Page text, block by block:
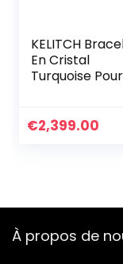
KELITCH
En Cristal
Turquoise Pour
Breloques
€2,399.00
À propos de